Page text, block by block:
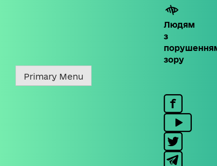
Людям
з
зору
Primary Menu